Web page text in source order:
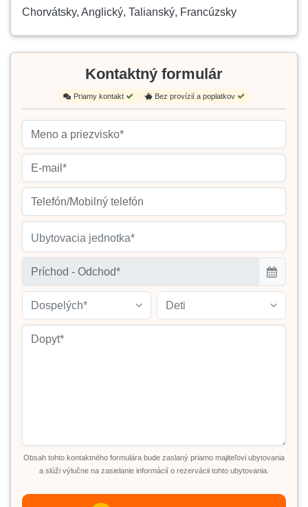
Chorvátsky, Anglický, Talianský, Francúzsky
Kontaktný formulár
Priamy kontakt Bez provízií a poplatkov
Ubytovacia jednotka*
Dospelých* Deti
Obsah tohto kontaktného formulára bude zaslaný priamo majiteľovi ubytovania
a slúži výlučne na zasielanie informácií o rezervácii tohto ubytovania.